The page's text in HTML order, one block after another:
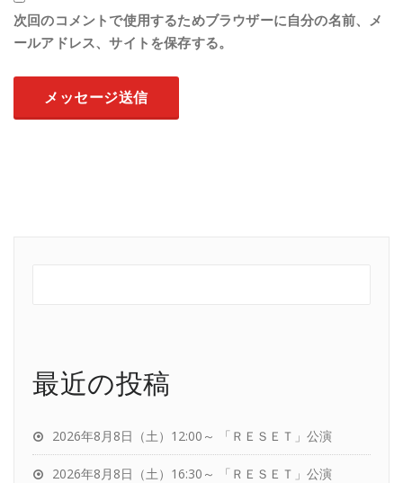
次回のコメントで使用するためブラウザーに自分の名前、メ
ールアドレス、サイトを保存する。
最近の投稿
2026年8月8日（土）12:00～ 「ＲＥＳＥＴ」公演
2026年8月8日（土）16:30～ 「ＲＥＳＥＴ」公演